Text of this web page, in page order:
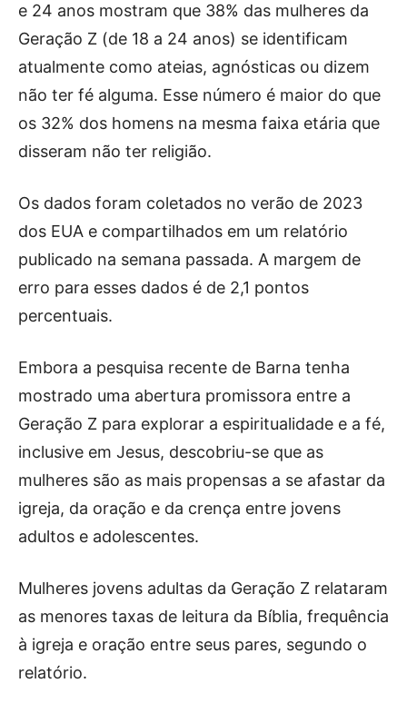
e 24 anos mostram que 38% das mulheres da
Geração Z (de 18 a 24 anos) se identificam
atualmente como ateias, agnósticas ou dizem
não ter fé alguma. Esse número é maior do que
os 32% dos homens na mesma faixa etária que
disseram não ter religião.
Os dados foram coletados no verão de 2023
dos EUA e compartilhados em um relatório
publicado na semana passada. A margem de
erro para esses dados é de 2,1 pontos
percentuais.
Embora a pesquisa recente de Barna tenha
mostrado uma abertura promissora entre a
Geração Z para explorar a espiritualidade e a fé,
inclusive em Jesus, descobriu-se que as
mulheres são as mais propensas a se afastar da
igreja, da oração e da crença entre jovens
adultos e adolescentes.
Mulheres jovens adultas da Geração Z relataram
as menores taxas de leitura da Bíblia, frequência
à igreja e oração entre seus pares, segundo o
relatório.